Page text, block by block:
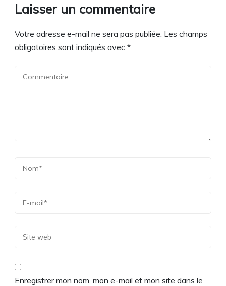
Laisser un commentaire
Votre adresse e-mail ne sera pas publiée. Les champs
obligatoires sont indiqués avec *
Enregistrer mon nom, mon e-mail et mon site dans le